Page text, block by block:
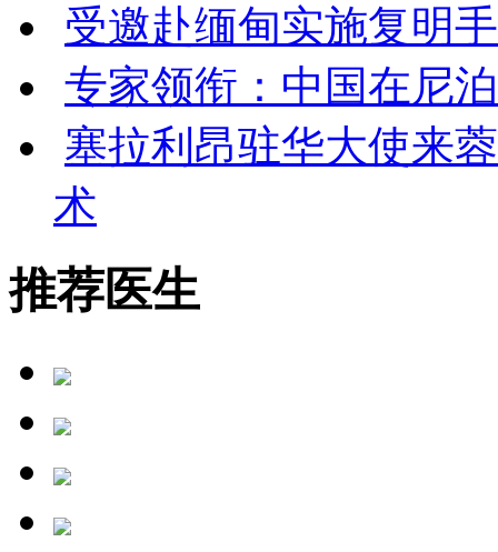
受邀赴缅甸实施复明
专家领衔：中国在尼
塞拉利昂驻华大使来
术
推荐医生